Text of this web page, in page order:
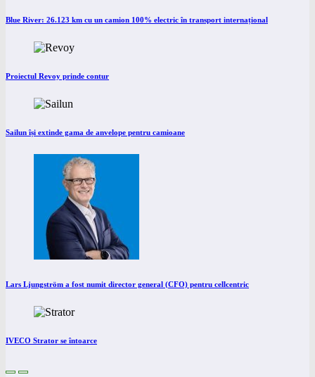
Blue River: 26.123 km cu un camion 100% electric în transport internațional
Proiectul Revoy prinde contur
Sailun își extinde gama de anvelope pentru camioane
Lars Ljungström a fost numit director general (CFO) pentru cellcentric
IVECO Strator se întoarce